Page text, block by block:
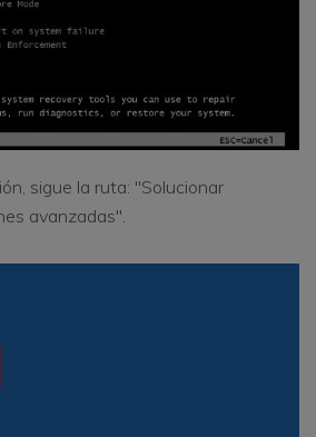
sigue la ruta: "Solucionar
avanzadas".